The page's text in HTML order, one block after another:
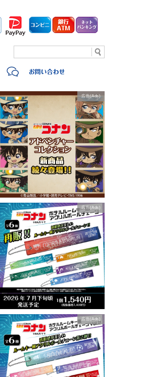
広告(Ads)
広告(Ads)
広告(Ads)